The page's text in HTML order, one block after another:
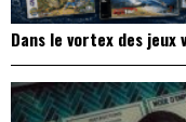
Dans le vortex des jeux